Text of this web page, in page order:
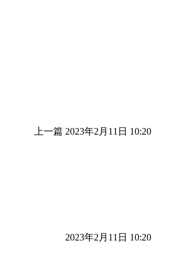
上一篇 2023年2月11日 10:20
2023年2月11日 10:20